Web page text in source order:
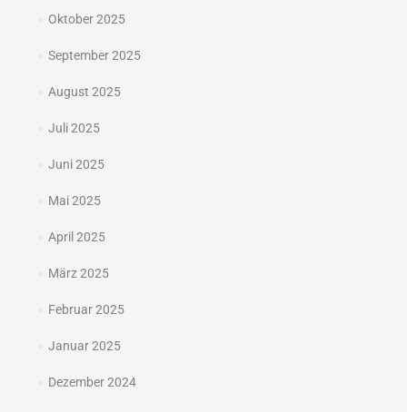
Oktober 2025
September 2025
August 2025
Juli 2025
Juni 2025
Mai 2025
April 2025
März 2025
Februar 2025
Januar 2025
Dezember 2024